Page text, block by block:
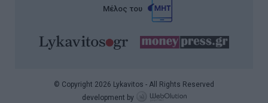
Μέλος του
© Copyright 2026 Lykavitos - All Rights Reserved
development by